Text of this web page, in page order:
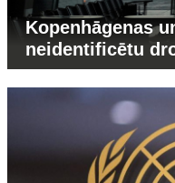
Kopenhāgenas
neidentificētu